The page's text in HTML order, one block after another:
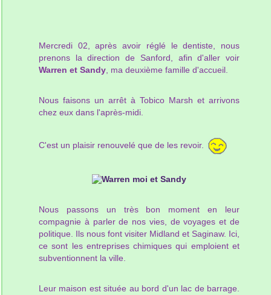
Mercredi 02, après avoir réglé le dentiste, nous
prenons la direction de Sanford, afin d'aller voir
Warren et Sandy , ma deuxième famille d'accueil.
Nous faisons un arrêt à Tobico Marsh et arrivons
chez eux dans l'après-midi.
C'est un plaisir renouvelé que de les revoir.
Nous passons un très bon moment en leur
compagnie à parler de nos vies, de voyages et de
politique. Ils nous font visiter Midland et Saginaw. Ici,
ce sont les entreprises chimiques qui emploient et
subventionnent la ville.
Leur maison est située au bord d'un lac de barrage.